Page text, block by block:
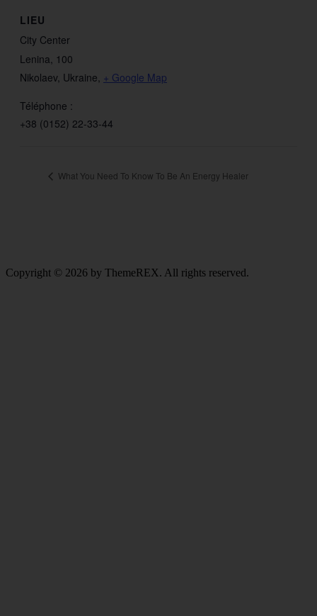
LIEU
City Center
Lenina, 100
Nikolaev, Ukraine + Google Map
Téléphone :
+38 (0152) 22-33-44
What You Need To Know To Be An Energy Healer
Copyright © 2026 by ThemeREX. All rights reserved.